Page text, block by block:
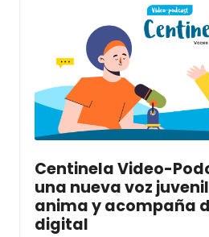
Centinela Video-
una nueva voz
anima y acompaña
digital